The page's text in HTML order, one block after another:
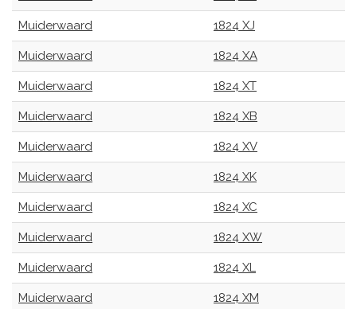
Muiderwaard 1824 XJ
Muiderwaard 1824 XA
Muiderwaard 1824 XT
Muiderwaard 1824 XB
Muiderwaard 1824 XV
Muiderwaard 1824 XK
Muiderwaard 1824 XC
Muiderwaard 1824 XW
Muiderwaard 1824 XL
Muiderwaard 1824 XM